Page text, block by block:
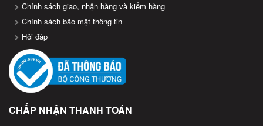
Các đặc điểm của giấy in tem 50×30
kiệm không gian.
Chất liệu đa dạng: Bao gồm giấy decal, PVC, hoặc giấy
bóng/mờ, đáp ứng nhiều nhu cầu sử dụng.
Độ bền cao: Chịu nước, mài mòn, thích hợp cho cả trong nhà
và ngoài trời.
Chính sách giao, nhận hàng và kiểm hàng
Chính sách bảo mật thông tin
Hỏi đáp
CHẤP NHẬN THANH TOÁN